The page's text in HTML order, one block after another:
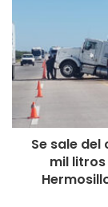
Se sale
mil